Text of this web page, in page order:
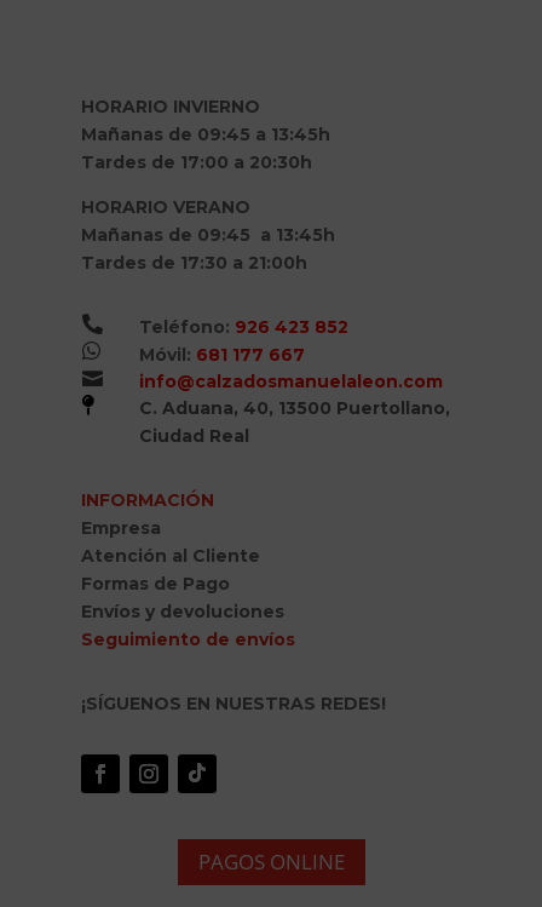
HORARIO INVIERNO
Mañanas de 09:45 a 13:45h
Tardes de 17:00 a 20:30h
HORARIO VERANO
Mañanas de 09:45 a 13:45h
Tardes de 17:30 a 21:00h
 Teléfono: 926 423 852

Móvil: 681 177 667
 info@calzadosmanuelaleon.com

C. Aduana, 40, 13500 Puertollano,
Ciudad Real
INFORMACIÓN
Empresa
Atención al Cliente
Formas de Pago
Envíos y devoluciones
Seguimiento de envíos
¡SÍGUENOS EN NUESTRAS REDES!
PAGOS ONLINE